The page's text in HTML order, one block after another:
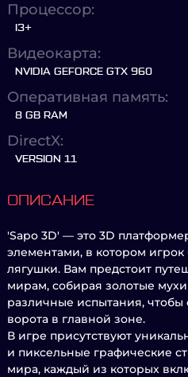
Процессор:
I3+
Видеокарта:
NVIDIA GEFORCE GTX 960
Оперативная память:
8 GB RAM
DirectX:
VERSION 11
ОПИСАНИЕ
'Sapo 3D' — это 3D
элементами, в котором игрок
лягушки. Вам предстоит
мирам, собирая золотые
различные испытания, чтобы
ворота в главной зоне.
В игре присутствуют
и пиксельные графические
мира, каждый из которых